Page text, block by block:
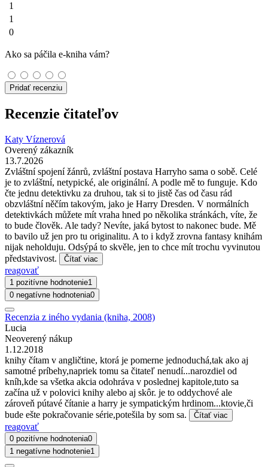
1
1
0
Ako sa páčila e-kniha vám?
Pridať recenziu
Recenzie čitateľov
Katy Víznerová
Overený zákazník
13.7.2026
Zvláštní spojení žánrů, zvláštní postava Harryho sama o sobě. Celé
je to zvláštní, netypické, ale originální. A podle mě to funguje. Kdo
čte jednu detektivku za druhou, tak si to jistě čas od času rád
obzvláštní něčím takovým, jako je Harry Dresden. V normálních
detektivkách můžete mít vraha hned po několika stránkách, víte, že
to bude člověk. Ale tady? Nevíte, jaká bytost to nakonec bude. Mě
to bavilo už jen pro tu originalitu. A to i když zrovna fantasy knihám
nijak neholduju. Odsýpá to skvěle, jen to chce mít trochu vyvinutou
představivost.
Čítať viac
reagovať
1 pozitívne hodnotenie1
0 negatívne hodnotenia0
Recenzia z iného vydania (kniha, 2008)
Lucia
Neoverený nákup
1.12.2018
knihy čítam v angličtine, ktorá je pomerne jednoduchá,tak ako aj
samotné príbehy,napriek tomu sa čitateľ nenudí...narozdiel od
kníh,kde sa všetka akcia odohráva v poslednej kapitole,tuto sa
začína už v polovici knihy alebo aj skôr. je to oddychové ale
zároveň pútavé čítanie a harry je sympatickým hrdinom...ktovie,či
bude ešte pokračovanie série,potešila by som sa.
Čítať viac
reagovať
0 pozitívne hodnotenia0
1 negatívne hodnotenie1